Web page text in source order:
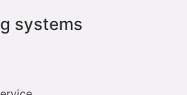
systems